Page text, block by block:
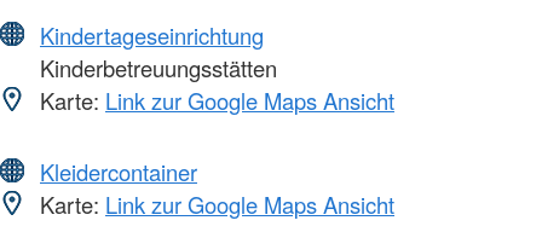
Kindertageseinrichtung
Kinderbetreuungsstätten
Karte: Link zur Google Maps Ansicht
Kleidercontainer
Karte: Link zur Google Maps Ansicht